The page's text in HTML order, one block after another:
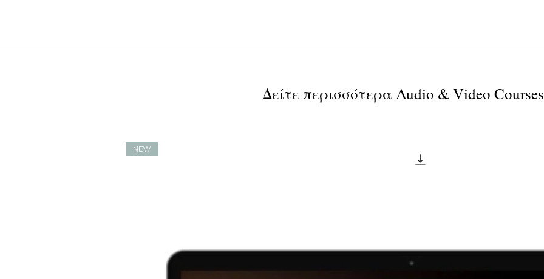
Δείτε περισσότερα Audio & Video Courses
NEW